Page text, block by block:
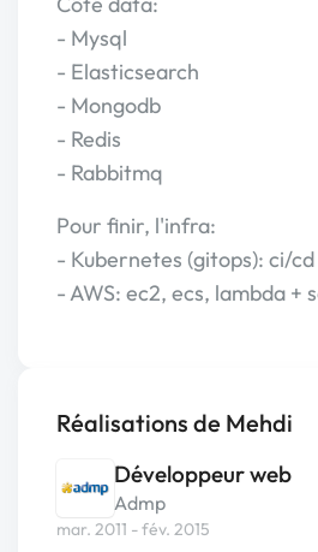
- Mysql
- Elasticsearch
- Mongodb
- Redis
- Rabbitmq
Pour finir, l'infra:
- Kubernetes (gitops): ci/
- AWS: ec2, ecs, lambda +
Réalisations de Mehdi
Développeur web
Admp
mar. 2011 - fév. 2015